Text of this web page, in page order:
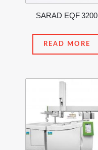
SARAD EQF 3200
READ MORE